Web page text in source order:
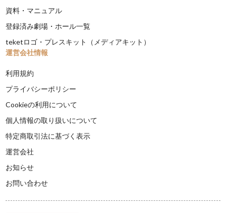
資料・マニュアル
登録済み劇場・ホール一覧
teketロゴ・プレスキット（メディアキット）
運営会社情報
利用規約
プライバシーポリシー
Cookieの利用について
個人情報の取り扱いについて
特定商取引法に基づく表示
運営会社
お知らせ
お問い合わせ